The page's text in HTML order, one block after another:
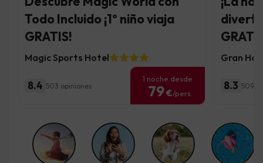
Todo Incluido ¡1º niño viaja
GRATIS!
Magic Sports Hotel
8.4 503 opiniones
1 noche desde
79€/pers.
Gran
8.3 5095